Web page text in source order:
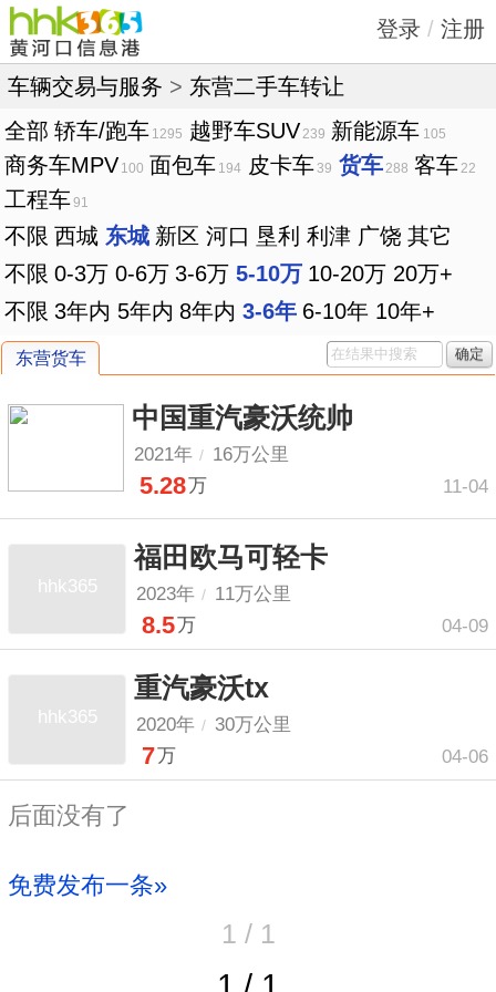
登录 / 注册
车辆交易与服务 > 东营二手车转让
全部 轿车/跑车 1295 越野车SUV 239 新能源车 105
商务车MPV 100 面包车 194 皮卡车39 货车 288 客车 22
工程车91
不限 西城 东城 新区 河口 垦利 利津 广饶 其它
不限 0-3万 0-6万 3-6万 5-10万 10-20万 20万+
不限 3年内 5年内 8年内 3-6年 6-10年 10年+
东营货车 确定
中国重汽豪沃统帅
2021年 / 16万公里
5.28万 11-04
hhk365
福田欧马可轻卡
2023年 / 11万公里
8.5万 04-09
hhk365
重汽豪沃tx
2020年 / 30万公里
7万 04-06
后面没有了
免费发布一条»
1 / 1